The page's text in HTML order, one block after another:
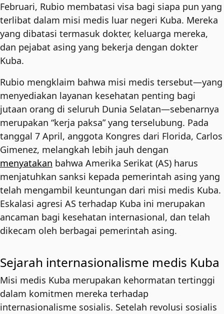
Februari, Rubio membatasi visa bagi siapa pun yang
terlibat dalam misi medis luar negeri Kuba. Mereka
yang dibatasi termasuk dokter, keluarga mereka,
dan pejabat asing yang bekerja dengan dokter
Kuba.
Rubio mengklaim bahwa misi medis tersebut—yang
menyediakan layanan kesehatan penting bagi
jutaan orang di seluruh Dunia Selatan—sebenarnya
merupakan “kerja paksa” yang terselubung. Pada
tanggal 7 April, anggota Kongres dari Florida, Carlos
Gimenez, melangkah lebih jauh dengan
menyatakan bahwa Amerika Serikat (AS) harus
menjatuhkan sanksi kepada pemerintah asing yang
telah mengambil keuntungan dari misi medis Kuba.
Eskalasi agresi AS terhadap Kuba ini merupakan
ancaman bagi kesehatan internasional, dan telah
dikecam oleh berbagai pemerintah asing.
Sejarah internasionalisme medis Kuba
Misi medis Kuba merupakan kehormatan tertinggi
dalam komitmen mereka terhadap
internasionalisme sosialis. Setelah revolusi sosialis